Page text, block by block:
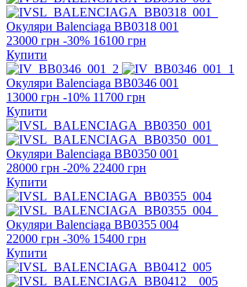
Окуляри Balenciaga BB0318 001
23000 грн -30% 16100 грн
Купити
Окуляри Balenciaga BB0346 001
13000 грн -10% 11700 грн
Купити
Окуляри Balenciaga BB0350 001
28000 грн -20% 22400 грн
Купити
Окуляри Balenciaga BB0355 004
22000 грн -30% 15400 грн
Купити